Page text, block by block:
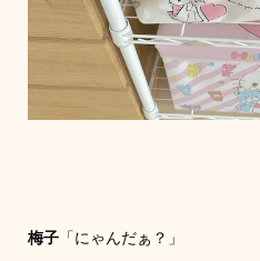
梅子「にゃんだぁ？」